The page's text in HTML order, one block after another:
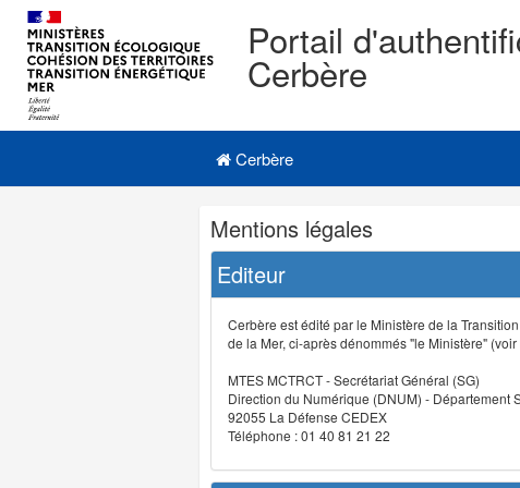
Portail
Cerbère
Navigation
Menu principal
Cerbère
Navigation
et
outils
annexes
Mentions légales
Editeur
Cerbère est édité par le Ministère de la
de la Mer, ci-après dénommés "le Ministère"
MTES MCTRCT - Secrétariat Général (SG)
Direction du Numérique (DNUM) - Département
92055 La Défense CEDEX
Téléphone : 01 40 81 21 22